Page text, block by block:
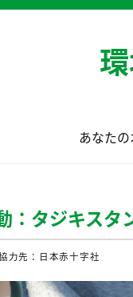
あなた
：タジキスタ
力先：日本赤十字社